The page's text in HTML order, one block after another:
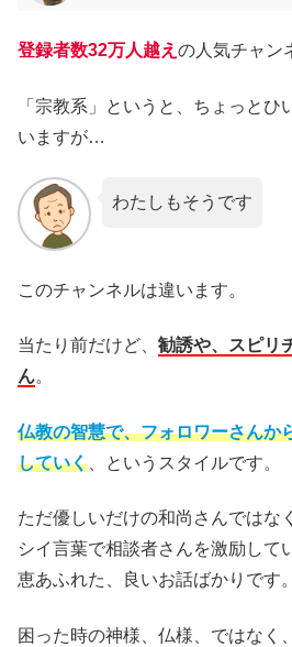
登録者数32万人越え の人気チャン
「宗教系」というと、ちょっとひ
いますが…
わたしもそうです
このチャンネルは違います。
当たり前だけど、 勧誘や、スピリ
ん。
仏教の智慧で、フォロワーさんか
していく 、というスタイルです。
ただ優しいだけの和尚さんではな
シイ言葉で相談者さんを激励して
恵あふれた、良いお話ばかりです。
困った時の神様、仏様、ではなく